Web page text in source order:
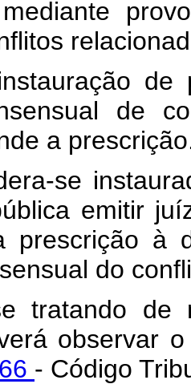
de
de
a
se
emitir
prescrição à
do
tratando de
observar
- Código